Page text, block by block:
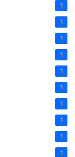
1
1
1
1
1
1
1
1
1
1